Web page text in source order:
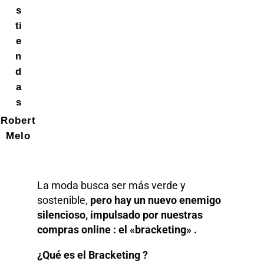
s
ti
e
n
d
a
s
Robert
Melo
La moda busca ser más verde y
sostenible, pero hay un nuevo enemigo
silencioso, impulsado por nuestras
compras online : el «bracketing» .
¿Qué es el Bracketing ?